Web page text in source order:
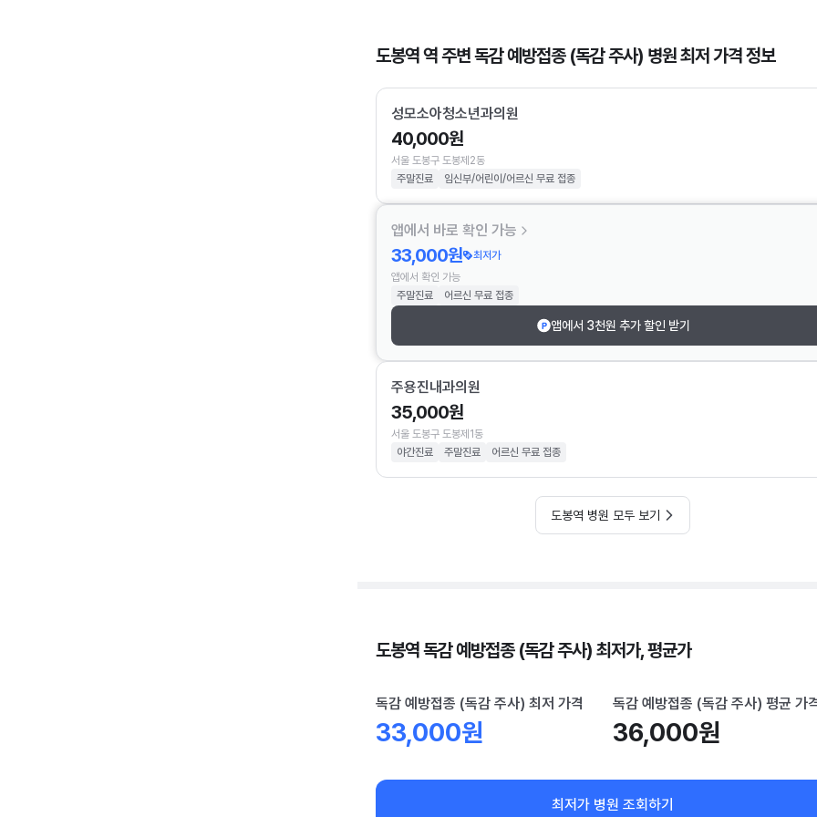
도봉역 역 주변 독감 예방접종 (독감 주사) 병원 최저 가격 정보
성모소아청소년과의원
40,000원
서울 도봉구 도봉제2동
주말진료
임신부/어린이/어르신 무료 접종
앱에서 바로 확인 가능
33,000원
최저가
앱에서 확인 가능
주말진료
어르신 무료 접종
앱에서 3천원 추가 할인 받기
주용진내과의원
35,000원
서울 도봉구 도봉제1동
야간진료
주말진료 어르신 무료 접종
도봉역 병원 모두 보기
도봉역 독감 예방접종 (독감 주사) 최저가, 평균가
독감 예방접종 (독감 주사) 최저 가격
33,000원
독감 예방접종 (독감 주사) 평균 가
36,000원
최저가 병원 조회하기